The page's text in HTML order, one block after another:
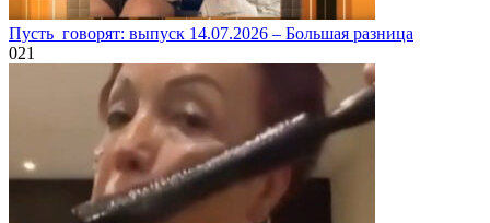
Пусть_говорят: выпуск 14.07.2026 – Большая разница
021